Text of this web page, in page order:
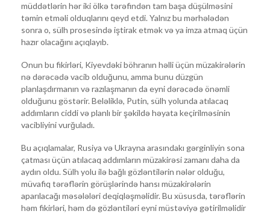
müddətlərin hər iki ölkə tərəfindən tam başa düşülməsini
təmin etməli olduqlarını qeyd etdi. Yalnız bu mərhələdən
sonra o, sülh prosesində iştirak etmək və ya imza atmaq üçün
hazır olacağını açıqlayıb.
Onun bu fikirləri, Kiyevdəki böhranın həlli üçün müzakirələrin
nə dərəcədə vacib olduğunu, amma bunu düzgün
planlaşdırmanın və razılaşmanın da eyni dərəcədə önəmli
olduğunu göstərir. Beləliklə, Putin, sülh yolunda atılacaq
addımların ciddi və planlı bir şəkildə həyata keçirilməsinin
vacibliyini vurğuladı.
Bu açıqlamalar, Rusiya və Ukrayna arasındakı gərginliyin sona
çatması üçün atılacaq addımların müzakirəsi zamanı daha da
aydın oldu. Sülh yolu ilə bağlı gözləntilərin nələr olduğu,
müvafiq tərəflərin görüşlərində hansı müzakirələrin
aparılacağı məsələləri deqiqləşməlidir. Bu xüsusda, tərəflərin
həm fikirləri, həm də gözləntiləri eyni müstəviyə gətirilməlidir